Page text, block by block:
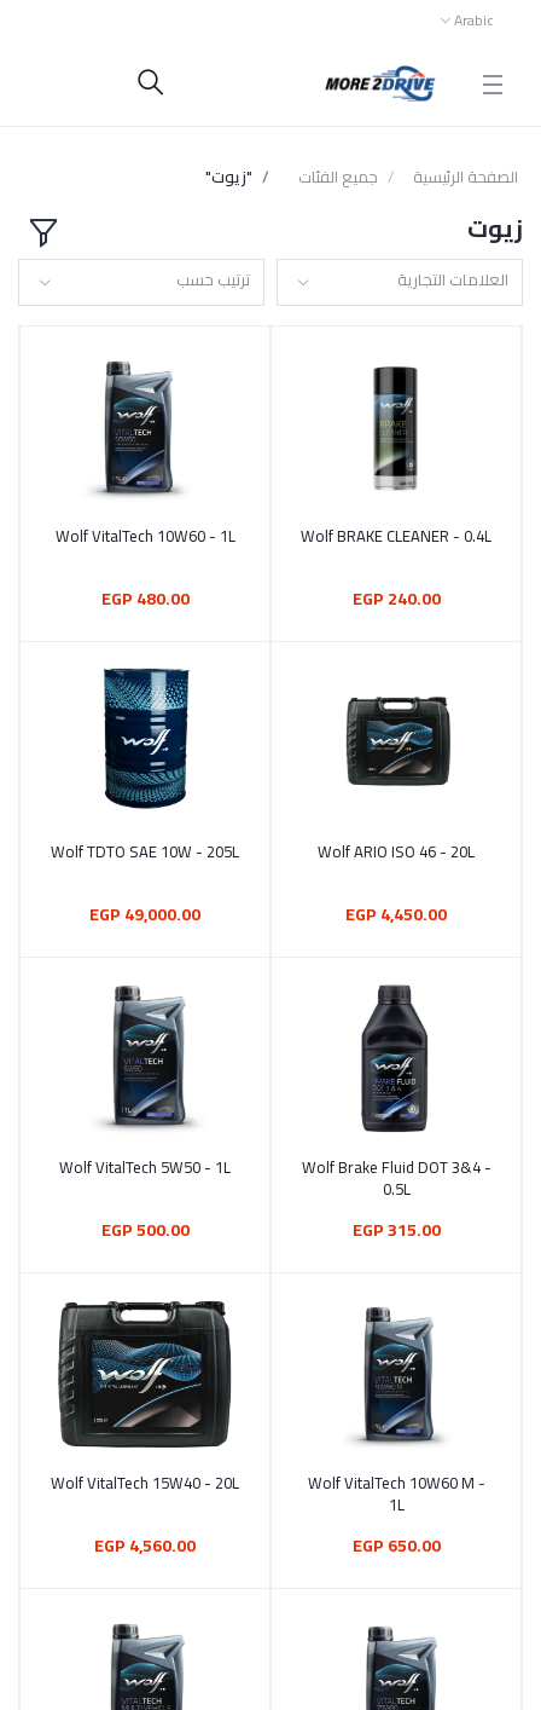
Arabic
الصفحة الرئيسية جميع الفئات "زيوت"
زيوت
العلامات التجارية ترتيب حسب
أضف إلى السلة
Wolf BRAKE CLEANER - 0.4L
240.00 EGP
أضف إلى السلة
Wolf VitalTech 10W60 - 1L
480.00 EGP
أضف إلى السلة
Wolf ARIO ISO 46 - 20L
4,450.00 EGP
أضف إلى السلة
Wolf TDTO SAE 10W - 205L
49,000.00 EGP
أضف إلى السلة
Wolf Brake Fluid DOT 3&4 -
0.5L
315.00 EGP
أضف إلى السلة
Wolf VitalTech 5W50 - 1L
500.00 EGP
أضف إلى السلة
Wolf VitalTech 10W60 M -
1L
650.00 EGP
أضف إلى السلة
Wolf VitalTech 15W40 - 20L
4,560.00 EGP